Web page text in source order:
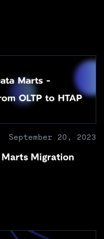
September 20, 2023
Marts Migration